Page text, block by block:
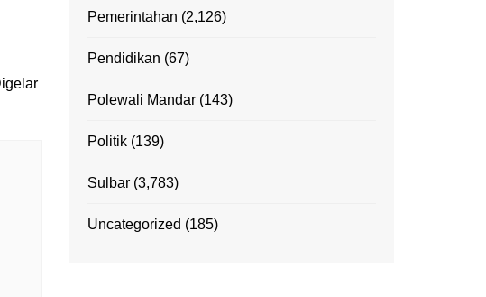
Pemerintahan (2,126)
Pendidikan (67)
Polewali Mandar (143)
Politik (139)
Sulbar (3,783)
Uncategorized (185)